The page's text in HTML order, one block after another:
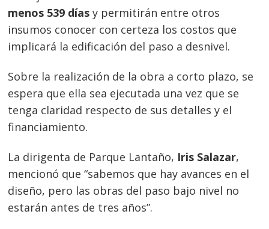
menos 539 días y permitirán entre otros
insumos conocer con certeza los costos que
implicará la edificación del paso a desnivel.
Sobre la realización de la obra a corto plazo, se
espera que ella sea ejecutada una vez que se
tenga claridad respecto de sus detalles y el
financiamiento.
La dirigenta de Parque Lantaño, Iris Salazar,
mencionó que “sabemos que hay avances en el
diseño, pero las obras del paso bajo nivel no
estarán antes de tres años”.